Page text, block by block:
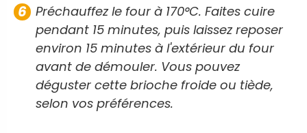
Préchauffez le four à 170°C. Faites cuire
pendant 15 minutes, puis laissez reposer
environ 15 minutes à l'extérieur du four
avant de démouler. Vous pouvez
déguster cette brioche froide ou tiède,
selon vos préférences.